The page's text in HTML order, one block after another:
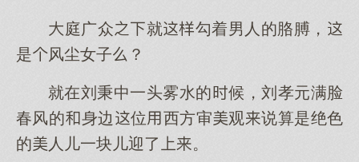
庭广众就勾着男人的胳膊，
是风尘女子？
就在刘秉中一头雾水的候，刘孝元满脸
春风的身边位西方审观说算是绝色
的人儿一块儿迎了。